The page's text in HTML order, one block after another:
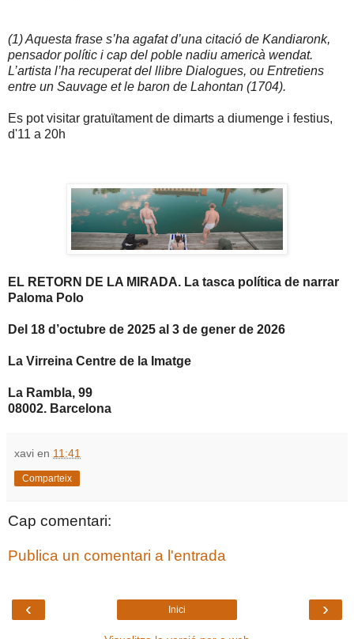
(1) Aquesta frase s’ha agafat d’una citació de Kandiaronk,
pensador polític i cap del poble nadiu americà wendat.
L’artista l’ha recuperat del llibre Dialogues, ou Entretiens
entre un Sauvage et le baron de Lahontan (1704).
Es pot visitar gratuïtament de dimarts a diumenge i festius,
d'11 a 20h
EL RETORN DE LA MIRADA. La tasca política de narrar
Paloma Polo
Del 18 d’octubre de 2025 al 3 de gener de 2026
La Virreina Centre de la Imatge
La Rambla, 99
08002. Barcelona
xavi en 11:41
Comparteix
Cap comentari:
Publica un comentari a l'entrada
‹ ›
Inici